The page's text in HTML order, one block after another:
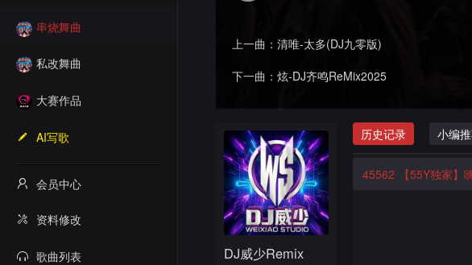
串烧舞曲
私改舞曲
大赛作品
AI写歌
会员中心
资料修改
歌曲列表
上一曲： 清唯-太多(DJ九零版)
下一曲： 炫-DJ齐鸣ReMix2025
DJ威少Remix
历史记录 小编
45562 【55Y独家】嗨音车载(